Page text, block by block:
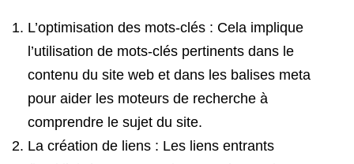
L’optimisation des mots-clés : Cela implique
l’utilisation de mots-clés pertinents dans le
contenu du site web et dans les balises meta
pour aider les moteurs de recherche à
comprendre le sujet du site.
La création de liens : Les liens entrants